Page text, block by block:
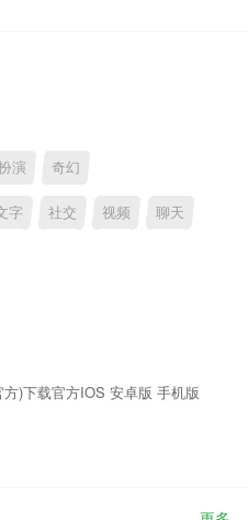
演 奇幻
字 社交 视频 聊天
)下载官方IOS 安卓版 手机版